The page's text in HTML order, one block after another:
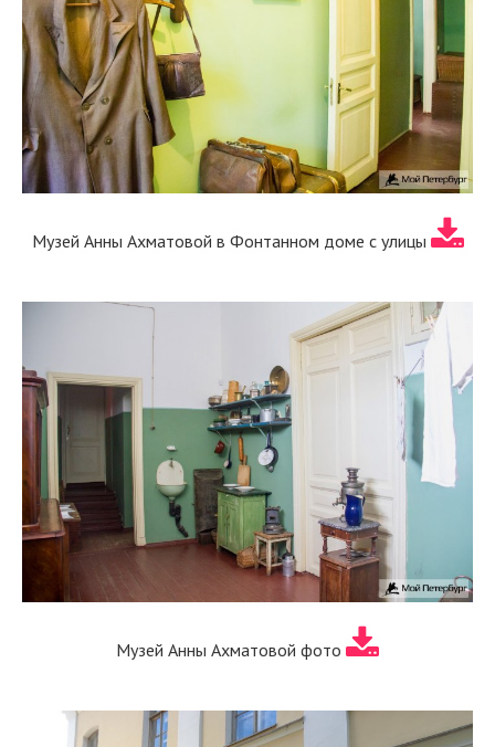
Музей Анны Ахматовой в Фонтанном доме с улицы
Музей Анны Ахматовой фото